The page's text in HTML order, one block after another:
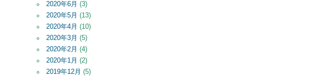
2020年6月 (3)
2020年5月 (13)
2020年4月 (10)
2020年3月 (5)
2020年2月 (4)
2020年1月 (2)
2019年12月 (5)